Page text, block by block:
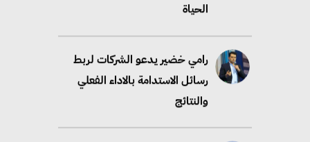
الحياة
رامي خضير يدعو الشركات لربط
رسائل الاستدامة بالاداء الفعلي
والنتائج